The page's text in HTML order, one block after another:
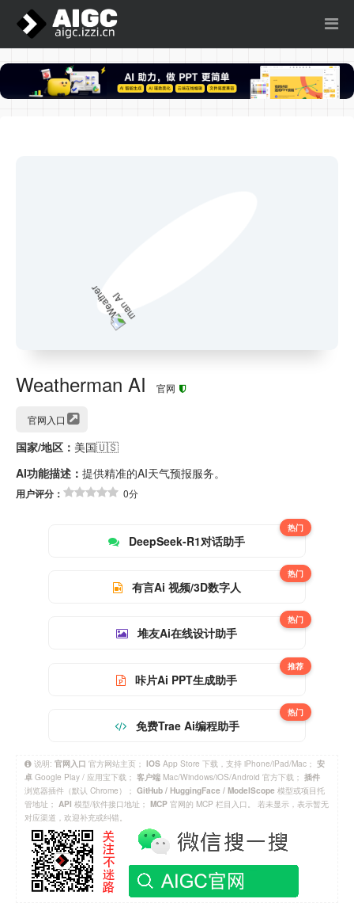
Weatherman AI 官网
官网入口
国家/地区： 美国🇺🇸
AI功能描述： 提供精准的AI天气预报服务。
用户评分： 0分
DeepSeek-R1对话助手
热门
有言Ai 视频/3D数字人
热门
堆友Ai在线设计助手
热门
咔片Ai PPT生成助手
推荐
免费Trae Ai编程助手
热门
说明: 官网入口 官方网站主页； IOS App Store 下载，支持 iPhone/iPad/Mac； 安
卓 Google Play / 应用宝下载； 客户端 Mac/Windows/iOS/Android 官方下载； 插件
浏览器插件（默认 Chrome）； GitHub / HuggingFace / ModelScope 模型或项目托
管地址； API 模型/软件接口地址； MCP 官网的 MCP 栏目入口。 若未显示，表示暂无
对应渠道，欢迎补充或纠错。